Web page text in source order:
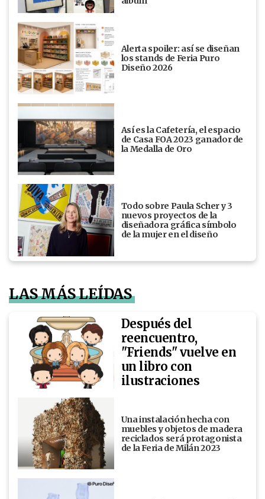
Alerta spoiler: así se diseñan
los stands de Feria Puro
Diseño 2026
Así es la Cafetería, el espacio
de Casa FOA 2023 ganador de
la Medalla de Oro
Todo sobre Paula Scher y 3
nuevos proyectos de la
diseñadora gráfica símbolo
de la mujer en el diseño
LAS MÁS LEÍDAS
Después del
reencuentro,
"Friends" vuelve en
un libro con
ilustraciones
Una instalación hecha con
muebles y objetos de madera
reciclados será protagonista
de la Feria de Milán 2023